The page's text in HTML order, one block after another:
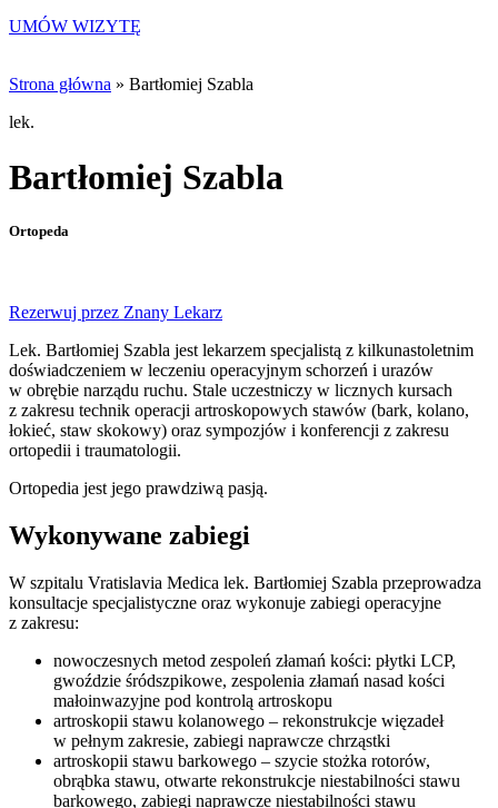
UMÓW WIZYTĘ
Strona główna » Bartłomiej Szabla
lek.
Bartłomiej Szabla
Ortopeda
Rezerwuj przez Znany Lekarz
Lek. Bartłomiej Szabla jest lekarzem specjalistą z kilkunastoletnim
doświadczeniem w leczeniu operacyjnym schorzeń i urazów
w obrębie narządu ruchu. Stale uczestniczy w licznych kursach
z zakresu technik operacji artroskopowych stawów (bark, kolano,
łokieć, staw skokowy) oraz sympozjów i konferencji z zakresu
ortopedii i traumatologii.
Ortopedia jest jego prawdziwą pasją.
Wykonywane zabiegi
W szpitalu Vratislavia Medica lek. Bartłomiej Szabla przeprowadza
konsultacje specjalistyczne oraz wykonuje zabiegi operacyjne
z zakresu:
nowoczesnych metod zespoleń złamań kości: płytki LCP,
gwoździe śródszpikowe, zespolenia złamań nasad kości
małoinwazyjne pod kontrolą artroskopu
artroskopii stawu kolanowego – rekonstrukcje więzadeł
w pełnym zakresie, zabiegi naprawcze chrząstki
artroskopii stawu barkowego – szycie stożka rotorów,
obrąbka stawu, otwarte rekonstrukcje niestabilności stawu
barkowego, zabiegi naprawcze niestabilności stawu